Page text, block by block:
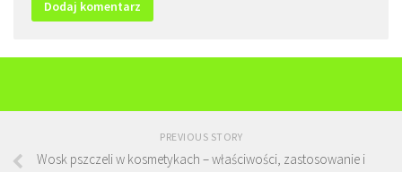
PREVIOUS STORY
Wosk pszczeli w kosmetykach – właściwości, zastosowanie i